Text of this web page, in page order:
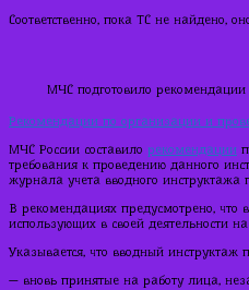
Соответственно, пока ТС не найдено,
МЧС подготовило
Рекомендации по организации и
МЧС России составило рекомендации
требования к проведению данного
журнала учета вводного инструктажа
В рекомендациях предусмотрено, что
использующих в своей деятельности
Указывается, что вводный инструктаж
— вновь принятые на работу лица,